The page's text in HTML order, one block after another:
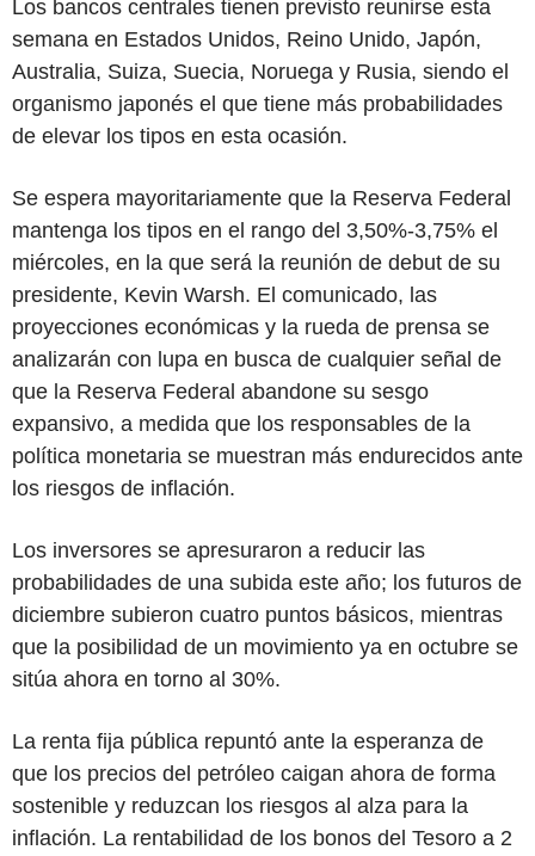
Los bancos centrales tienen previsto reunirse esta
semana en Estados Unidos, Reino Unido, Japón,
Australia, Suiza, Suecia, Noruega y Rusia, siendo el
organismo japonés el que tiene más probabilidades
de elevar los tipos en esta ocasión.
Se espera mayoritariamente que la Reserva Federal
mantenga los tipos en el rango del 3,50%-3,75% el
miércoles, en la que será la reunión de debut de su
presidente, Kevin Warsh. El comunicado, las
proyecciones económicas y la rueda de prensa se
analizarán con lupa en busca de cualquier señal de
que la Reserva Federal abandone su sesgo
expansivo, a medida que los responsables de la
política monetaria se muestran más endurecidos ante
los riesgos de inflación.
Los inversores se apresuraron a reducir las
probabilidades de una subida este año; los futuros de
diciembre subieron cuatro puntos básicos, mientras
que la posibilidad de un movimiento ya en octubre se
sitúa ahora en torno al 30%.
La renta fija pública repuntó ante la esperanza de
que los precios del petróleo caigan ahora de forma
sostenible y reduzcan los riesgos al alza para la
inflación. La rentabilidad de los bonos del Tesoro a 2